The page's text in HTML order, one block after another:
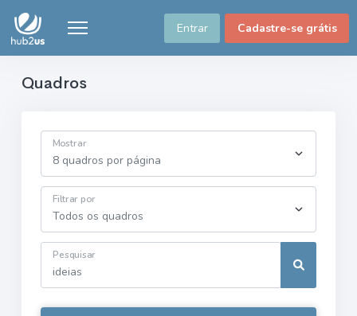
Entrar Cadastre-se grátis
Quadros
Mostrar
Filtrar por
Pesquisar